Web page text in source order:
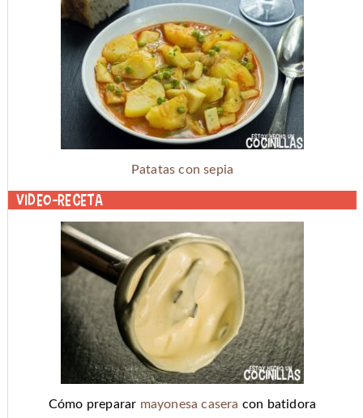
Patatas con sepia
Video-receta
Cómo preparar mayonesa casera con batidora